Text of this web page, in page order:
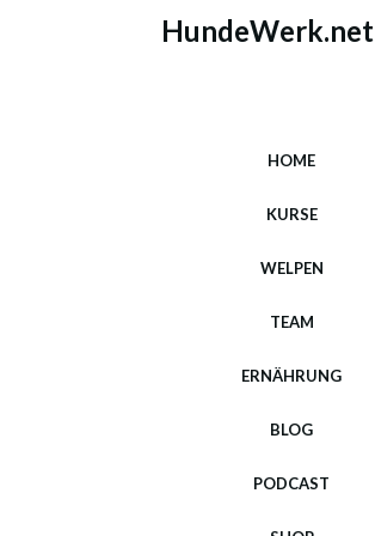
HundeWerk.net
HOME
KURSE
WELPEN
TEAM
ERNÄHRUNG
BLOG
PODCAST